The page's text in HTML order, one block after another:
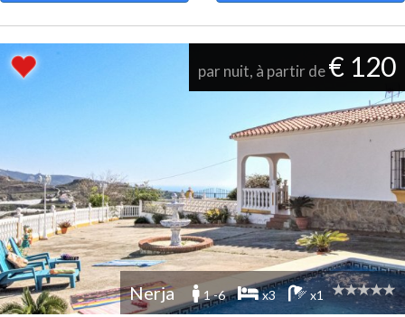
par nuit, à partir de€ 120
Nerja 1 -6 x3 x1